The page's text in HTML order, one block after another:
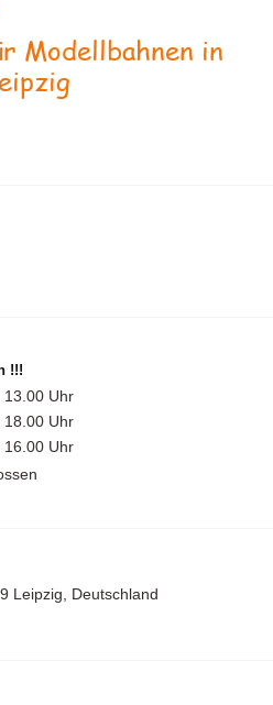
Modellbahnen in
!!!
13.00 Uhr
18.00 Uhr
16.00 Uhr
Leipzig, Deutschland